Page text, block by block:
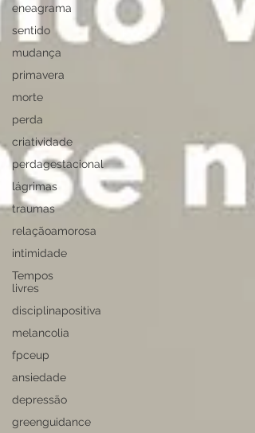
eneagrama
sentido
mudança
primavera
morte
perda
criatividade
perdagestacional
lágrimas
traumas
relaçãoamorosa
intimidade
Tempos
livres
disciplinapositiva
melancolia
fpceup
ansiedade
depressão
greenguidance